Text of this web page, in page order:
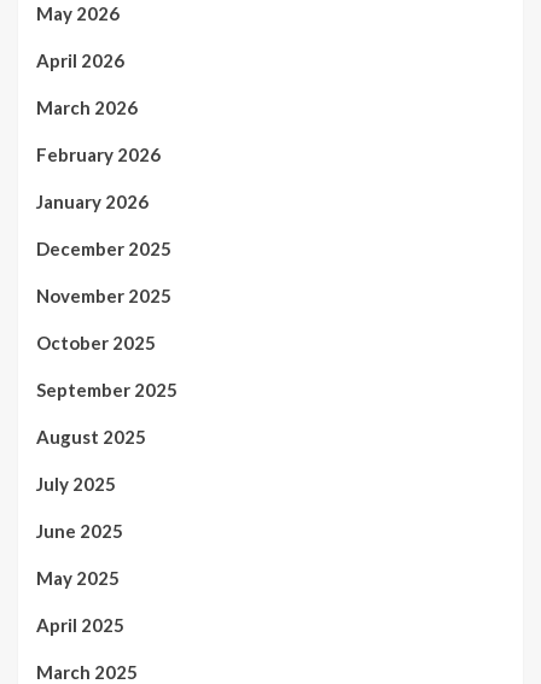
May 2026
April 2026
March 2026
February 2026
January 2026
December 2025
November 2025
October 2025
September 2025
August 2025
July 2025
June 2025
May 2025
April 2025
March 2025